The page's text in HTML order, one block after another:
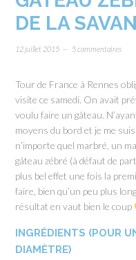
DE LA
12 juillet 2015 5 commentaires
Tour de France à Rennes
visite ce samedi. On avait
voulu faire un gâteau.
moyens du bord et je me
n’importe quel marbré, un
gâteau zébré (à défaut de
plus bel effet une fois la
faire, bien qu’un peu plus
résultat en vaut bien le coup
INGRÉDIENTS (POUR
DIAMÈTRE)